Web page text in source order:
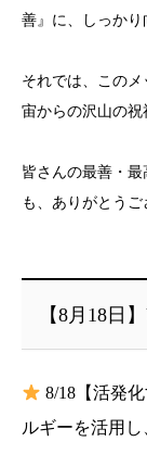
善』に、しっか
それでは、この
宙からの沢山の祝
皆さんの最善・
も、ありがとう
【8月18日
8/18【活発
ルギーを活用